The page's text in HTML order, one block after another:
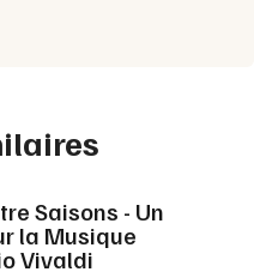
Saisons - Un
la Musique
Vivaldi